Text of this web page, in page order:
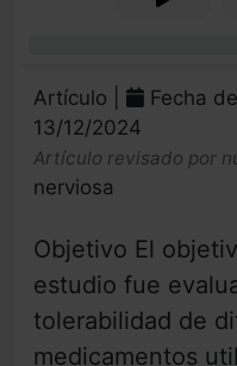
Artículo |
Fecha
13/12/2024
Artículo revisado por
nerviosa
Objetivo El
estudio fue
tolerabilidad de
medicamentos